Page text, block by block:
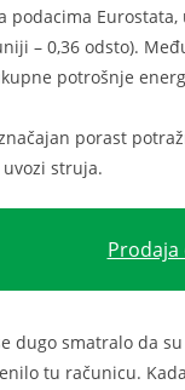
podacima
– 0,36 odsto).
potrošnje
porast
uvozi struja.
Prodaja
dugo smatralo da
tu računicu.